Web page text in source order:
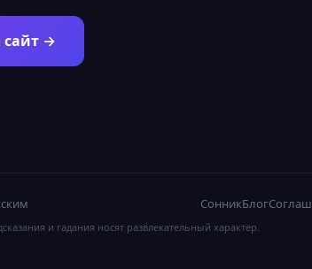
сайт →
СонникБлог
и гадания носят развлекательный характер.